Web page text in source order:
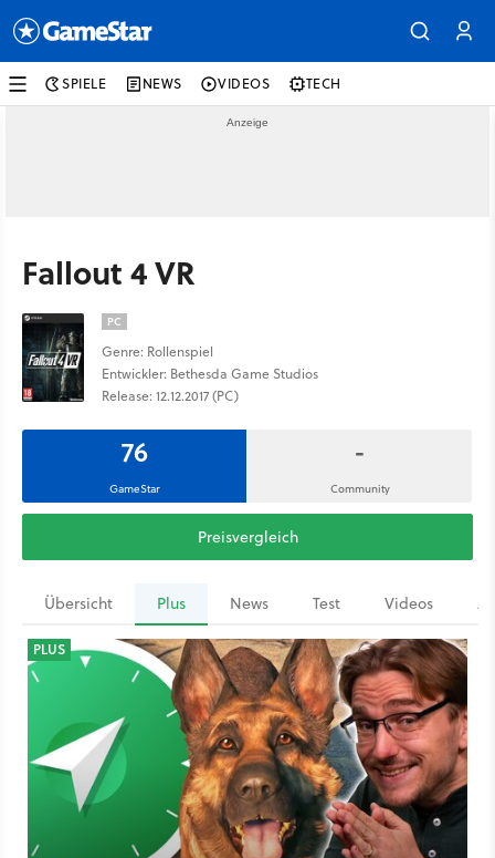
SPIELE NEWS VIDEOS TECH
Fallout 4 VR
PC
Genre: Rollenspiel
Entwickler: Bethesda Game Studios
Release: 12.12.2017 (PC)
76
GameStar
-
Community
Preisvergleich
Übersicht Plus News Test Videos
PLUS